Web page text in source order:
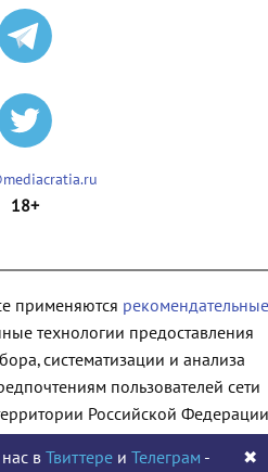
18+
применяются рекомендательные
технологии предоставления
систематизации и анализа
пользователей сети
Российской
в Твиттереи Телеграм - ✖